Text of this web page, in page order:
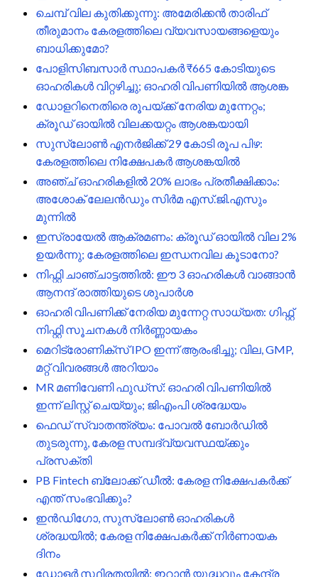
ചെമ്പ് വില കുതിക്കുന്നു: അമേരിക്കൻ താരിഫ്
തീരുമാനം കേരളത്തിലെ വ്യവസായങ്ങളെയും
ബാധിക്കുമോ?
പോളിസിബസാർ സ്ഥാപകർ ₹665 കോടിയുടെ
ഓഹരികൾ വിറ്റഴിച്ചു; ഓഹരി വിപണിയിൽ ആശങ്ക
ഡോളറിനെതിരെ രൂപയ്ക്ക് നേരിയ മുന്നേറ്റം;
ക്രൂഡ് ഓയിൽ വിലക്കയറ്റം ആശങ്കയായി
സുസ്ലോൺ എനർജിക്ക് 29 കോടി രൂപ പിഴ:
കേരളത്തിലെ നിക്ഷേപകർ ആശങ്കയിൽ
അഞ്ച് ഓഹരികളിൽ 20% ലാഭം പ്രതീക്ഷിക്കാം:
അശോക് ലേലൻഡും സിർമ എസ്.ജി.എസും
മുന്നിൽ
ഇസ്രായേൽ ആക്രമണം: ക്രൂഡ് ഓയിൽ വില 2%
ഉയർന്നു; കേരളത്തിലെ ഇന്ധനവില കൂടാനോ?
നിഫ്റ്റി ചാഞ്ചാട്ടത്തിൽ: ഈ 3 ഓഹരികൾ വാങ്ങാൻ
ആനന്ദ് രാത്തിയുടെ ശുപാർശ
ഓഹരി വിപണിക്ക് നേരിയ മുന്നേറ്റ സാധ്യത: ഗിഫ്റ്റ്
നിഫ്റ്റി സൂചനകൾ നിർണ്ണായകം
മെറിട്രോണിക്സ് IPO ഇന്ന് ആരംഭിച്ചു; വില, GMP,
മറ്റ് വിവരങ്ങൾ അറിയാം
MR മണിവേണി ഫുഡ്സ്: ഓഹരി വിപണിയിൽ
ഇന്ന് ലിസ്റ്റ് ചെയ്യും; ജിഎംപി ശ്രദ്ധേയം
ഫെഡ് സ്വാതന്ത്ര്യം: പോവൽ ബോർഡിൽ
തുടരുന്നു, കേരള സമ്പദ്‌വ്യവസ്ഥയ്ക്കും
പ്രസക്തി
PB Fintech ബ്ലോക്ക് ഡീൽ: കേരള നിക്ഷേപകർക്ക്
എന്ത് സംഭവിക്കും?
ഇൻഡിഗോ, സുസ്ലോൺ ഓഹരികൾ
ശ്രദ്ധയിൽ; കേരള നിക്ഷേപകർക്ക് നിർണായക
ദിനം
ഡോളർ സ്ഥിരതയിൽ: ഇറാൻ യുദ്ധവും കേന്ദ്ര